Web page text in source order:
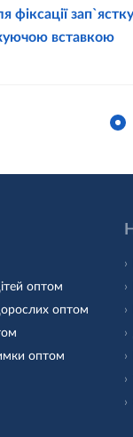
фіксації
вставкою
оптом
оптом
оптом